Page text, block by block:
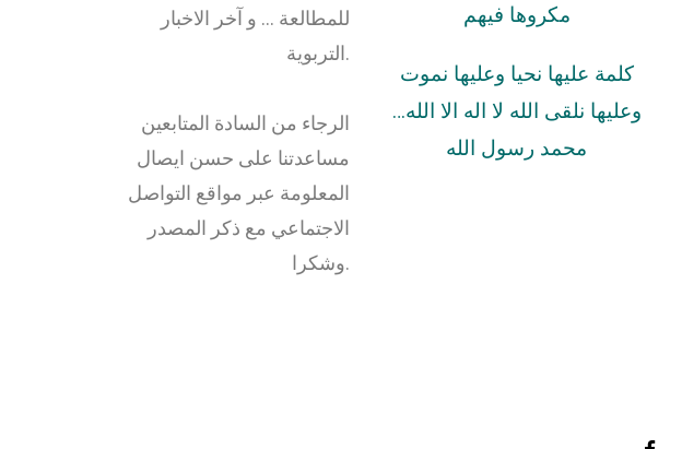
للمطالعة … و آخر الاخبار
التربوية.
الرجاء من السادة المتابعين
مساعدتنا على حسن ايصال
المعلومة عبر مواقع التواصل
الاجتماعي مع ذكر المصدر
وشكرا.
مكروها فيهم
كلمة عليها نحيا وعليها نموت
وعليها نلقى الله لا اله الا الله…
محمد رسول الله